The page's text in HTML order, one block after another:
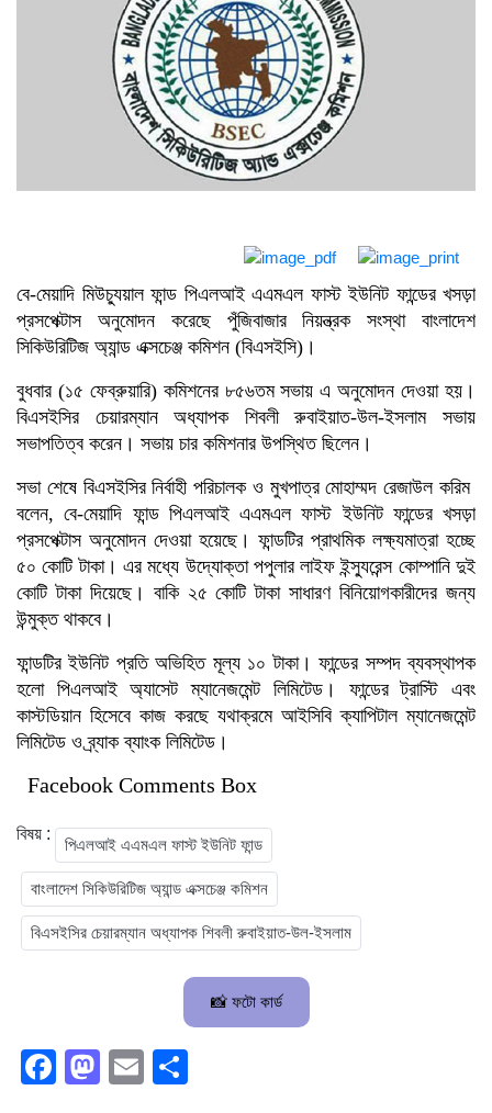
অভিযান, ৪৭ লাখ টাকার চোরাচালানি
পণ্য জব্দ
ব্রিটিশ আমেরিকান টোব্যাকোর নতুন
ব্যবস্থাপনা পরিচালক কাখাবের বেনিদজে
২০ কোটি টাকায় নির্মিত শাহ ফতেহ
আলী সেতু উদ্বোধন, সহজ হবে ৪
উপজেলার যোগাযোগ
দীর্ঘ আইনি লড়াই শেষে সহকারী পুলিশ
বে-মেয়াদি মিউচ্যুয়াল ফান্ড পিএলআই এএমএল ফাস্ট ইউনিট ফান্ডের খসড়া
প্রসপেক্টাস অনুমোদন করেছে পুঁজিবাজার নিয়ন্ত্রক সংস্থা বাংলাদেশ
সিকিউরিটিজ অ্যান্ড এক্সচেঞ্জ কমিশন (বিএসইসি)।
বুধবার (১৫ ফেব্রুয়ারি) কমিশনের ৮৫৬তম সভায় এ অনুমোদন দেওয়া হয়।
বিএসইসির চেয়ারম্যান অধ্যাপক শিবলী রুবাইয়াত-উল-ইসলাম সভায়
সভাপতিত্ব করেন। সভায় চার কমিশনার উপস্থিত ছিলেন।
সভা শেষে বিএসইসির নির্বাহী পরিচালক ও মুখপাত্র মোহাম্মদ রেজাউল করিম
বলেন, বে-মেয়াদি ফান্ড পিএলআই এএমএল ফাস্ট ইউনিট ফান্ডের খসড়া
প্রসপেক্টাস অনুমোদন দেওয়া হয়েছে। ফান্ডটির প্রাথমিক লক্ষ্যমাত্রা হচ্ছে
৫০ কোটি টাকা। এর মধ্যে উদ্যোক্তা পপুলার লাইফ ইন্স্যুরেন্স কোম্পানি দুই
কোটি টাকা দিয়েছে। বাকি ২৫ কোটি টাকা সাধারণ বিনিয়োগকারীদের জন্য
উন্মুক্ত থাকবে।
ফান্ডটির ইউনিট প্রতি অভিহিত মূল্য ১০ টাকা। ফান্ডের সম্পদ ব্যবস্থাপক
হলো পিএলআই অ্যাসেট ম্যানেজমেন্ট লিমিটেড। ফান্ডের ট্রাস্টি এবং
কাস্টডিয়ান হিসেবে কাজ করছে যথাক্রমে আইসিবি ক্যাপিটাল ম্যানেজমেন্ট
লিমিটেড ও ব্র্যাক ব্যাংক লিমিটেড।
Facebook Comments Box
বিষয় :
পিএলআই এএমএল ফাস্ট ইউনিট ফান্ড
বাংলাদেশ সিকিউরিটিজ অ্যান্ড এক্সচেঞ্জ কমিশন
বিএসইসির চেয়ারম্যান অধ্যাপক শিবলী রুবাইয়াত-উল-ইসলাম
📸 ফটো কার্ড
Facebook
Mastodon
Email